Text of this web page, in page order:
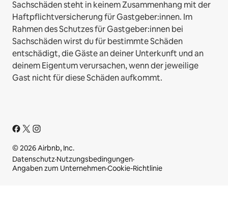
Sachschäden steht in keinem Zusammenhang mit der
Haftpflichtversicherung für Gastgeber:innen. Im
Rahmen des Schutzes für Gastgeber:innen bei
Sachschäden wirst du für bestimmte Schäden
entschädigt, die Gäste an deiner Unterkunft und an
deinem Eigentum verursachen, wenn der jeweilige
Gast nicht für diese Schäden aufkommt.
© 2026 Airbnb, Inc.
Datenschutz·Nutzungsbedingungen·
Angaben zum Unternehmen·Cookie-Richtlinie